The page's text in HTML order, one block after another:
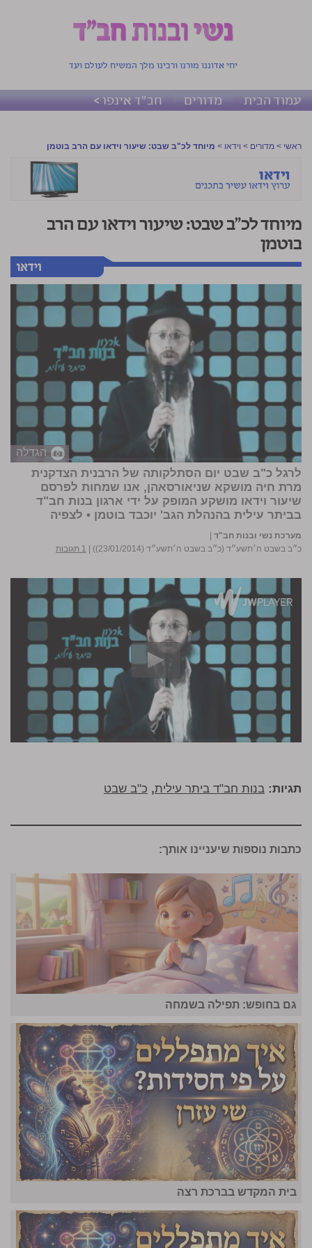
יחי אדוננו מורנו ורבינו מלך המשיח לעולם ועד
עמוד הבית מדורים חב"ד אינפו >
ראשי > מדורים > וידאו > מיוחד לכ"ב שבט: שיעור וידאו עם הרב בוטמן
מיוחד לכ"ב שבט: שיעור וידאו עם הרב
בוטמן
הגדלה
לרגל כ"ב שבט יום הסתלקותה של הרבנית הצדקנית
מרת חיה מושקא שניאורסאהן, אנו שמחות לפרסם
שיעור וידאו מושקע המופק על ידי ארגון בנות חב"ד
בביתר עילית בהנהלת הגב' יוכבד בוטמן • לצפיה
מערכת נשי ובנות חב"ד
כ״ב בשבט ה׳תשע״ד (כ״ב בשבט ה׳תשע״ד (23/01/2014))
1 תגובות
תגיות: בנות חב"ד ביתר עילית, כ"ב שבט
כתבות נוספות שיעניינו אותך:
גם בחופש: תפילה בשמחה
בית המקדש בברכת רצה